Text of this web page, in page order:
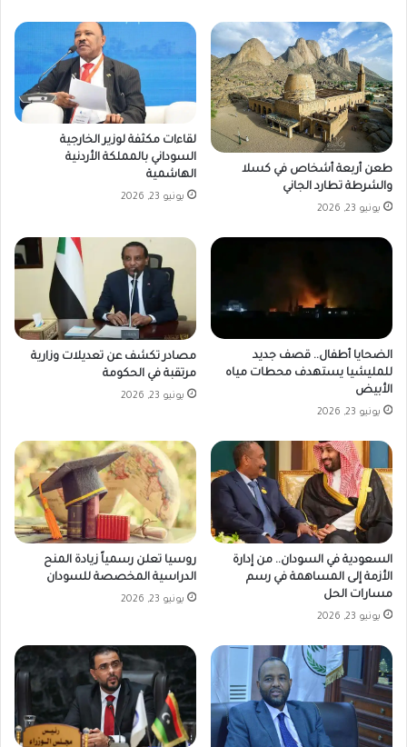
طعن أربعة أشخاص في كسلا
والشرطة تطارد الجاني
يونيو 23, 2026
لقاءات مكثفة لوزير الخارجية
السوداني بالمملكة الأردنية
الهاشمية
يونيو 23, 2026
الضحايا أطفال.. قصف جديد
للمليشيا يستهدف محطات مياه
الأبيض
يونيو 23, 2026
مصادر تكشف عن تعديلات وزارية
مرتقبة في الحكومة
يونيو 23, 2026
السعودية في السودان.. من إدارة
الأزمة إلى المساهمة في رسم
مسارات الحل
يونيو 23, 2026
روسيا تعلن رسمياً زيادة المنح
الدراسية المخصصة للسودان
يونيو 23, 2026